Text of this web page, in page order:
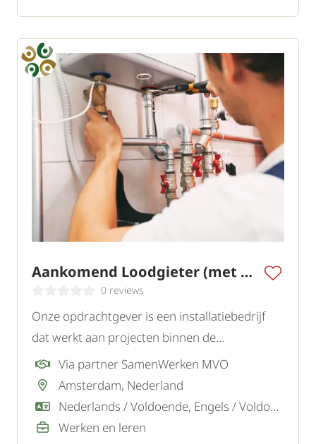
Aankomend Loodgieter (met opleiding)
0 reviews
Onze opdrachtgever is een installatiebedrijf
dat werkt aan projecten binnen de
utiliteitsbouw, zoals scholen, kantoren en
andere bedrijfsgebouwen. Voor hun team
zoeken zij een gemotiveerde Aankomend
Loodgieter die het vak wil leren én werken.
Via partner SamenWerken MVO
Amsterdam, Nederland
Nederlands / Voldoende, Engels / Voldoende
Werken en leren